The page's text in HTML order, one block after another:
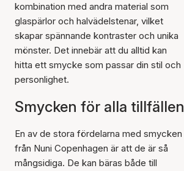
kombination med andra material som
glaspärlor och halvädelstenar, vilket
skapar spännande kontraster och unika
mönster. Det innebär att du alltid kan
hitta ett smycke som passar din stil och
personlighet.
Smycken för alla tillfällen
En av de stora fördelarna med smycken
från Nuni Copenhagen är att de är så
mångsidiga. De kan bäras både till